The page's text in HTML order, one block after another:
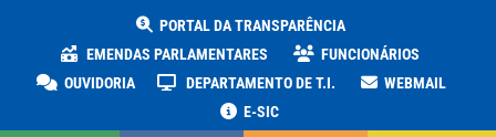
PORTAL DA TRANSPARÊNCIA
EMENDAS PARLAMENTARES
FUNCIONÁRIOS
OUVIDORIA
DEPARTAMENTO DE T.I.
WEBMAIL
E-SIC